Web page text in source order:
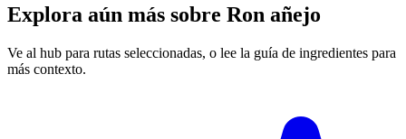
Explora aún más sobre Ron añejo
Ve al hub para rutas seleccionadas, o lee la guía de ingredientes para
más contexto.